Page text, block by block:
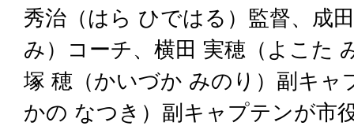
秀治（はら ひではる）監督、成
み）コーチ、横田 実穂（よこた
塚 穂（かいづか みのり）副キャ
かの なつき）副キャプテンが市